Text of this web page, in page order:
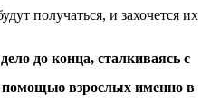
получаться, и захочется их
до конца, сталкиваясь с
помощью взрослых именно в